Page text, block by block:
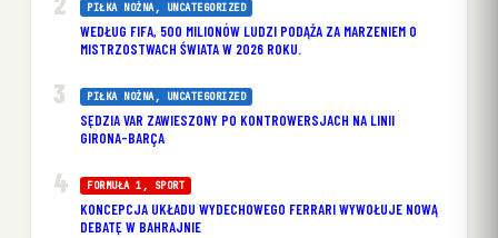
PIŁKA NOŻNA, UNCATEGORIZED
WEDŁUG FIFA, 500 MILIONÓW LUDZI PODĄŻA ZA MARZENIEM O
MISTRZOSTWACH ŚWIATA W 2026 ROKU.
PIŁKA NOŻNA, UNCATEGORIZED
SĘDZIA VAR ZAWIESZONY PO KONTROWERSJACH NA LINII
GIRONA-BARÇA
FORMUŁA 1 , SPORT
KONCEPCJA UKŁADU WYDECHOWEGO FERRARI WYWOŁUJE NOWĄ
DEBATĘ W BAHRAJNIE